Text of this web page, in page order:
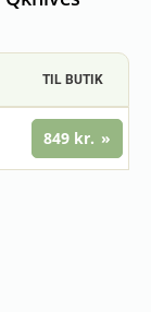
TIL BUTIK
849 kr.